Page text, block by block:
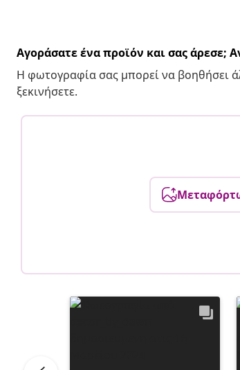
Αγοράσατε ένα προϊόν και σας άρεσε;
Η φωτογραφία σας μπορεί να βοηθήσει
ξεκινήσετε.